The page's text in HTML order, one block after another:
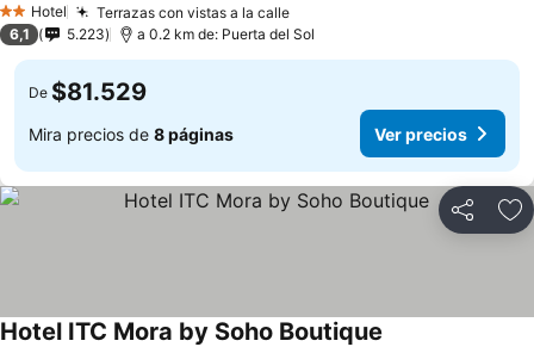
2 Estrellas
Hotel Terrazas con vistas a la calle
6,1 5.223 a 0.2 km de: Puerta del Sol
De $81.529
Mira precios de 8 páginas Ver precios
Compartir
Hotel ITC Mora by Soho Boutique